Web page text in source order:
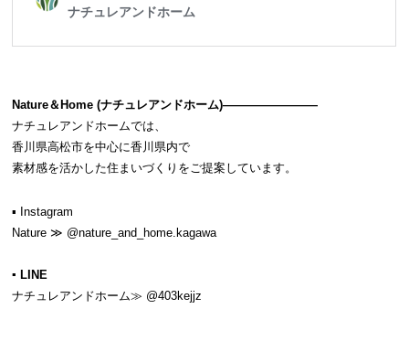
Nature＆Home (ナチュレアンドホーム)————————
ナチュレアンドホームでは、
香川県高松市を中心に香川県内で
素材感を活かした住まいづくりをご提案しています。
▪ Instagram
Nature ≫ @nature_and_home.kagawa
▪ LINE
ナチュレアンドホーム≫ @403kejjz